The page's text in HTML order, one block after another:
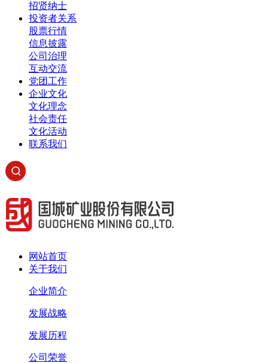
招贤纳士
投资者关系
股票行情
信息披露
公司治理
互动交流
党团工作
企业文化
文化理念
社会责任
文化活动
联系我们
网站首页
关于我们
企业简介
发展战略
发展历程
公司荣誉